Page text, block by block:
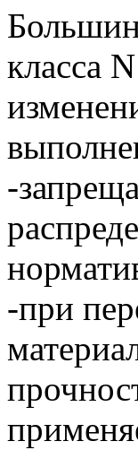
класса
-
-при